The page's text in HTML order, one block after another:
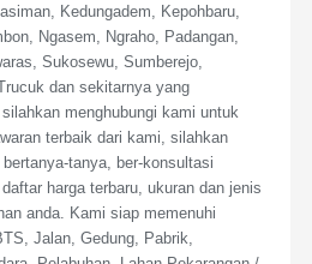
Kedungadem, Kepohbaru,
Ngasem, Ngraho, Padangan,
Sukosewu, Sumberejo,
dan sekitarnya yang
menghubungi kami untuk
terbaik dari kami, silahkan
tanya, ber-konsultasi
harga terbaru, ukuran dan jenis
anda. Kami siap memenuhi
Jalan, Gedung, Pabrik,